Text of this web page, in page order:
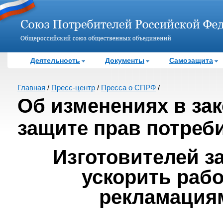
Деятельность Документы Самозащита
Главная / Пресс-центр / Пресса о СПРФ /
Об изменениях в
защите прав
Изготовителей
ускорить